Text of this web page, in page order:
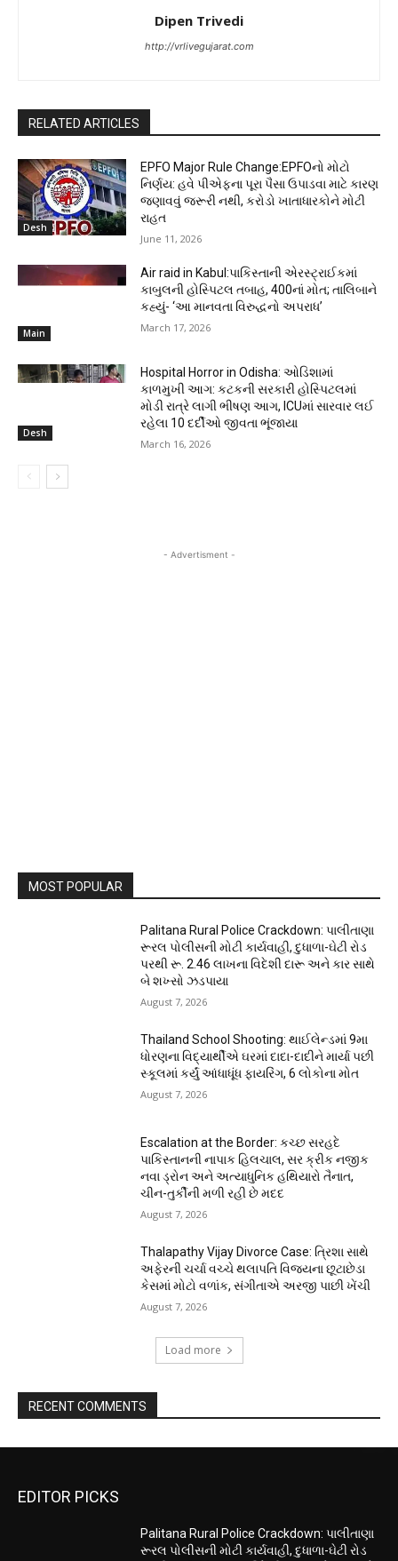
Dipen Trivedi
http://vrlivegujarat.com
RELATED ARTICLES
Desh
EPFO Major Rule Change:EPFOનો મોટો
નિર્ણય: હવે પીએફના પૂરા પૈસા ઉપાડવા માટે કારણ
જણાવવું જરૂરી નથી, કરોડો ખાતાધારકોને મોટી
રાહત
June 11, 2026
Main
Air raid in Kabul:પાકિસ્તાની એરસ્ટ્રાઈકમાં
કાબુલની હોસ્પિટલ તબાહ, 400નાં મોત; તાલિબાને
કહ્યું- ‘આ માનવતા વિરુદ્ધનો અપરાધ’
March 17, 2026
Desh
Hospital Horror in Odisha: ઓડિશામાં
કાળમુખી આગ: કટકની સરકારી હોસ્પિટલમાં
મોડી રાત્રે લાગી ભીષણ આગ, ICUમાં સારવાર લઈ
રહેલા 10 દર્દીઓ જીવતા ભૂંજાયા
March 16, 2026
- Advertisment -
MOST POPULAR
Palitana Rural Police Crackdown: પાલીતાણા
રૂરલ પોલીસની મોટી કાર્યવાહી, દુધાળા-ઘેટી રોડ
પરથી રૂ. 2.46 લાખના વિદેશી દારૂ અને કાર સાથે
બે શખ્સો ઝડપાયા
August 7, 2026
Thailand School Shooting: થાઈલેન્ડમાં 9મા
ધોરણના વિદ્યાર્થીએ ઘરમાં દાદા-દાદીને માર્યા પછી
સ્કૂલમાં કર્યું આંધાધૂંધ ફાયરિંગ, 6 લોકોના મોત
August 7, 2026
Escalation at the Border: કચ્છ સરહદે
પાકિસ્તાનની નાપાક હિલચાલ, સર ક્રીક નજીક
નવા ડ્રોન અને અત્યાધુનિક હથિયારો તૈનાત,
ચીન-તુર્કીની મળી રહી છે મદદ
August 7, 2026
Thalapathy Vijay Divorce Case: ત્રિશા સાથે
અફેરની ચર્ચા વચ્ચે થલાપતિ વિજયના છૂટાછેડા
કેસમાં મોટો વળાંક, સંગીતાએ અરજી પાછી ખેંચી
August 7, 2026
Load more
RECENT COMMENTS
EDITOR PICKS
Palitana Rural Police Crackdown: પાલીતાણા
રૂરલ પોલીસની મોટી કાર્યવાહી, દુધાળા-ઘેટી રોડ